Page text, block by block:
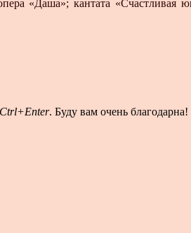
«Да­ша»; кантата
Ctrl+Enter. Буду вам очень благодарна!